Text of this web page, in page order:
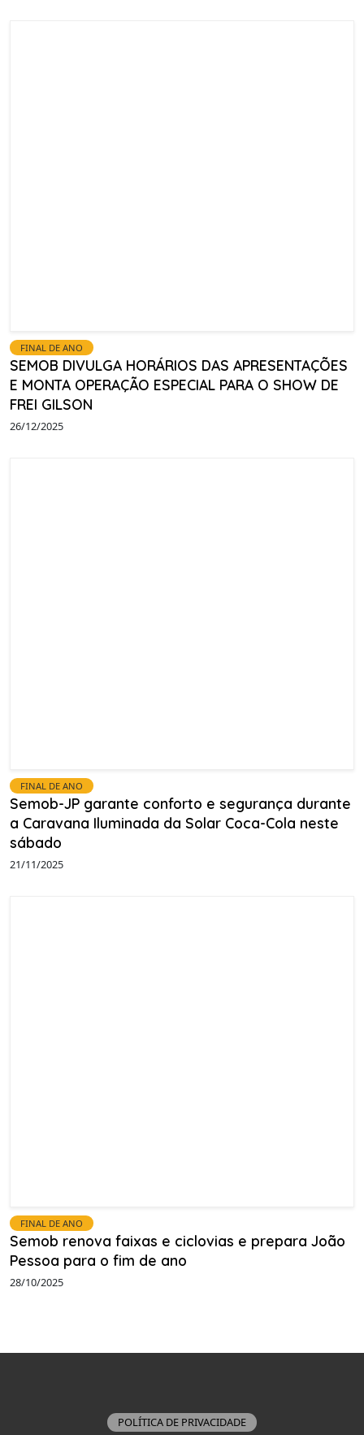
FINAL DE ANO
SEMOB DIVULGA HORÁRIOS DAS APRESENTAÇÕES
E MONTA OPERAÇÃO ESPECIAL PARA O SHOW DE
FREI GILSON
26/12/2025
FINAL DE ANO
Semob-JP garante conforto e segurança durante
a Caravana Iluminada da Solar Coca-Cola neste
sábado
21/11/2025
FINAL DE ANO
Semob renova faixas e ciclovias e prepara João
Pessoa para o fim de ano
28/10/2025
POLÍTICA DE PRIVACIDADE